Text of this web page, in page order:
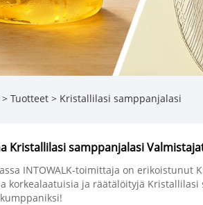
> Tuotteet > Kristallilasi samppanjalasi
Kristallilasi samppanjalasi
INTOWALK-toimittaja on
korkealaatuisia ja räätälöityjä